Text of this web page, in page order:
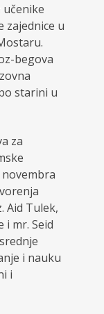
učenike
zajednice u
begova
starini u
za
novembra
Aid Tulek,
i mr. Seid
i nauku
i